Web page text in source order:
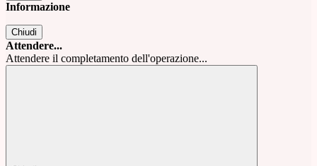
Informazione
Chiudi
Attendere...
Attendere il completamento dell'operazione...